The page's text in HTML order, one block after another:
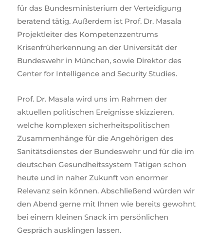
für das Bundesministerium der Verteidigung
beratend tätig. Außerdem ist Prof. Dr. Masala
Projektleiter des Kompetenzzentrums
Krisenfrüherkennung an der Universität der
Bundeswehr in München, sowie Direktor des
Center for Intelligence and Security Studies.
Prof. Dr. Masala wird uns im Rahmen der
aktuellen politischen Ereignisse skizzieren,
welche komplexen sicherheitspolitischen
Zusammenhänge für die Angehörigen des
Sanitätsdienstes der Bundeswehr und für die im
deutschen Gesundheitssystem Tätigen schon
heute und in naher Zukunft von enormer
Relevanz sein können. Abschließend würden wir
den Abend gerne mit Ihnen wie bereits gewohnt
bei einem kleinen Snack im persönlichen
Gespräch ausklingen lassen.